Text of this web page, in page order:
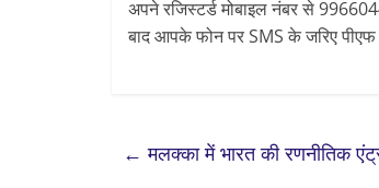
अपने रजिस्टर्ड मोबाइल नंबर से
बाद आपके फोन पर SMS के जरिए पीएफ
← मलक्का में भारत की रणनीतिक